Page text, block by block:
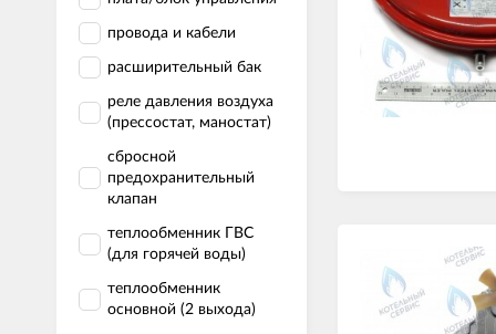
провода и кабели
расширительный бак
реле давления воздуха
(прессостат, маностат)
сбросной
предохранительный
клапан
теплообменник ГВС
(для горячей воды)
теплообменник
основной (2 выхода)